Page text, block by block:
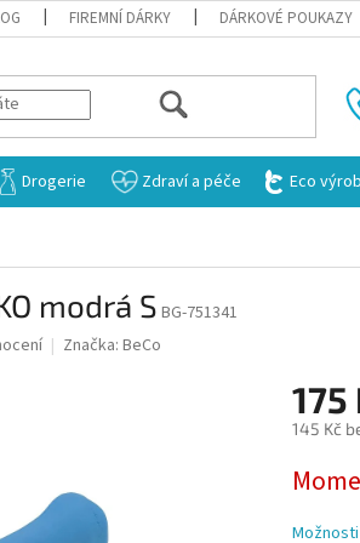
FIREMNÍ DÁRKY DÁRKOVÉ POUKAZY
HLEDAT
Drogerie Zdraví a péče Eco
modrá SBG-751341
Značka: BeCo
175
145 Kč
cena: